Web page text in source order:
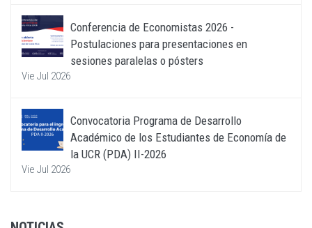
Conferencia de Economistas 2026 -
Postulaciones para presentaciones en
sesiones paralelas o pósters
Vie Jul 2026
Convocatoria Programa de Desarrollo
Académico de los Estudiantes de Economía de
la UCR (PDA) II-2026
Vie Jul 2026